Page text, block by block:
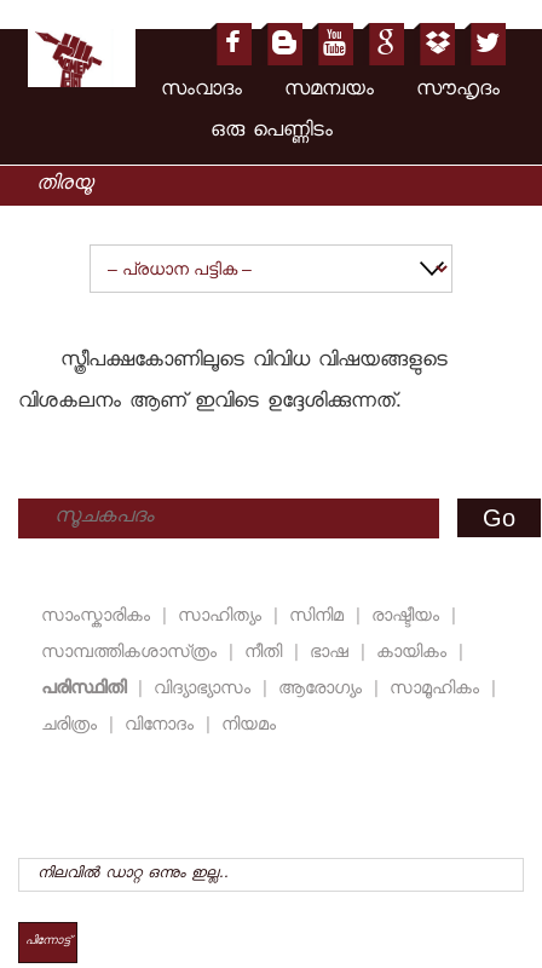
സംവാദം സമന്വയം സൗഹൃദം
ഒരു പെണ്ണിടം
സ്ത്രീപക്ഷകോണിലൂടെ വിവിധ വിഷയങ്ങളുടെ
വിശകലനം ആണ് ഇവിടെ ഉദ്ദേശിക്കുന്നത്.
സാംസ്കാരികം | സാഹിത്യം | സിനിമ | രാഷ്ടീയം |
സാമ്പത്തികശാസ്‌ത്രം | നീതി | ഭാഷ | കായികം |
പരിസ്ഥിതി | വിദ്യാഭ്യാസം | ആരോഗ്യം | സാമൂഹികം |
ചരിത്രം | വിനോദം | നിയമം
നിലവില്‍ ഡാറ്റ ഒന്നും ഇല്ല..
പിന്നോട്ട്